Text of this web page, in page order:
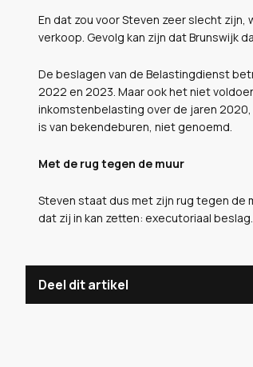
En dat zou voor Steven zeer slecht
verkoop. Gevolg kan zijn dat Brunswijk
De beslagen van de Belastingdienst
2022 en 2023. Maar ook het niet
inkomstenbelasting over de jaren
is van bekendeburen, niet genoemd.
Met de rug tegen de muur
Steven staat dus met zijn rug tegen de
dat zij in kan zetten: executoriaal
Deel dit artikel